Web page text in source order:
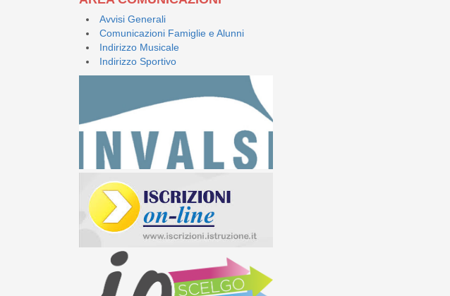
Avvisi Generali
Comunicazioni Famiglie e Alunni
Indirizzo Musicale
Indirizzo Sportivo